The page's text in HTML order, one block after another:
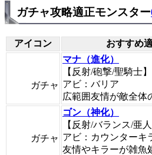
ガチャ攻略適正モンスター
アイコン おすすめ
ガチャ
マナ（進化）
【反射/砲撃/聖騎士】
アビ：バリア
広範囲友情が敵全体
ガチャ
ゴン（神化）
【反射/バランス/亜人
アビ：カウンターキ
友情やキラーが雑魚